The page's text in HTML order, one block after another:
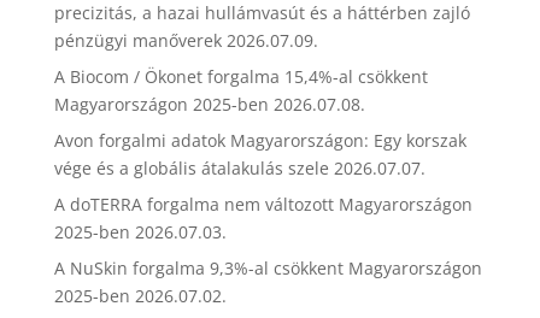
precizitás, a hazai hullámvasút és a háttérben zajló
pénzügyi manőverek 2026.07.09.
A Biocom / Ökonet forgalma 15,4%-al csökkent
Magyarországon 2025-ben 2026.07.08.
Avon forgalmi adatok Magyarországon: Egy korszak
vége és a globális átalakulás szele 2026.07.07.
A doTERRA forgalma nem változott Magyarországon
2025-ben 2026.07.03.
A NuSkin forgalma 9,3%-al csökkent Magyarországon
2025-ben 2026.07.02.